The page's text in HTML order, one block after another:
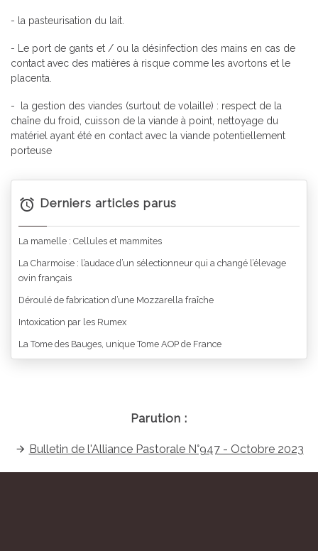
- la pasteurisation du lait.
- Le port de gants et / ou la désinfection des mains en cas de
contact avec des matières à risque comme les avortons et le
placenta.
- la gestion des viandes (surtout de volaille) : respect de la
chaîne du froid, cuisson de la viande à point, nettoyage du
matériel ayant été en contact avec la viande potentiellement
porteuse
Derniers articles parus
La mamelle : Cellules et mammites
La Charmoise : l’audace d’un sélectionneur qui a changé l’élevage
ovin français
Déroulé de fabrication d’une Mozzarella fraîche
Intoxication par les Rumex
La Tome des Bauges, unique Tome AOP de France
Parution :
Bulletin de l'Alliance Pastorale N°947 - Octobre 2023